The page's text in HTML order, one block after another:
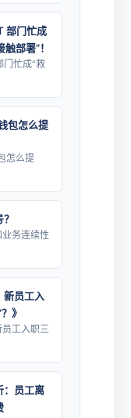
部门忙成
部署”！
门忙成“救
包怎么提
怎么提
务连续性
新员工入
》
员工入职三
：员工离